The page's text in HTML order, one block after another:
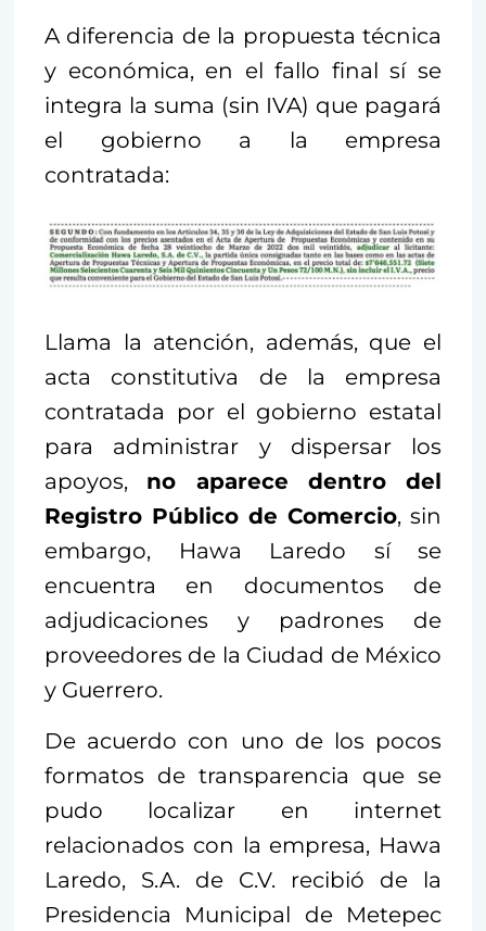
A diferencia de la propuesta técnica
y económica, en el fallo final sí se
integra la suma (sin IVA) que pagará
el gobierno a la empresa
contratada:
Llama la atención, además, que el
acta constitutiva de la empresa
contratada por el gobierno estatal
para administrar y dispersar los
apoyos, no aparece dentro del
Registro Público de Comercio, sin
embargo, Hawa Laredo sí se
encuentra en documentos de
adjudicaciones y padrones de
proveedores de la Ciudad de México
y Guerrero.
De acuerdo con uno de los pocos
formatos de transparencia que se
pudo localizar en internet
relacionados con la empresa, Hawa
Laredo, S.A. de C.V. recibió de la
Presidencia Municipal de Metepec